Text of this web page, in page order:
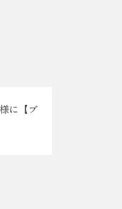
に【ブ